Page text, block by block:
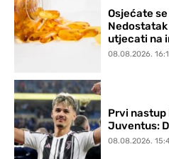
Osjećate
utjecati na
08.08.2026.
Prvi nastup
Juventus:
08.08.2026.